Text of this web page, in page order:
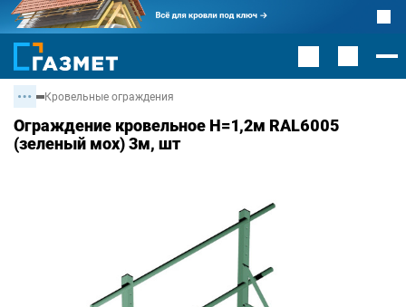
Кровельные ограждения
Ограждение кровельное Н=1,2м RAL6005
(зеленый мох) 3м, шт